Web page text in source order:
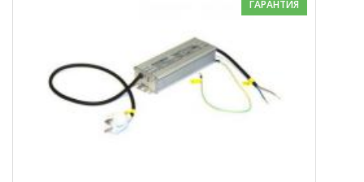
ГАРАНТИЯ